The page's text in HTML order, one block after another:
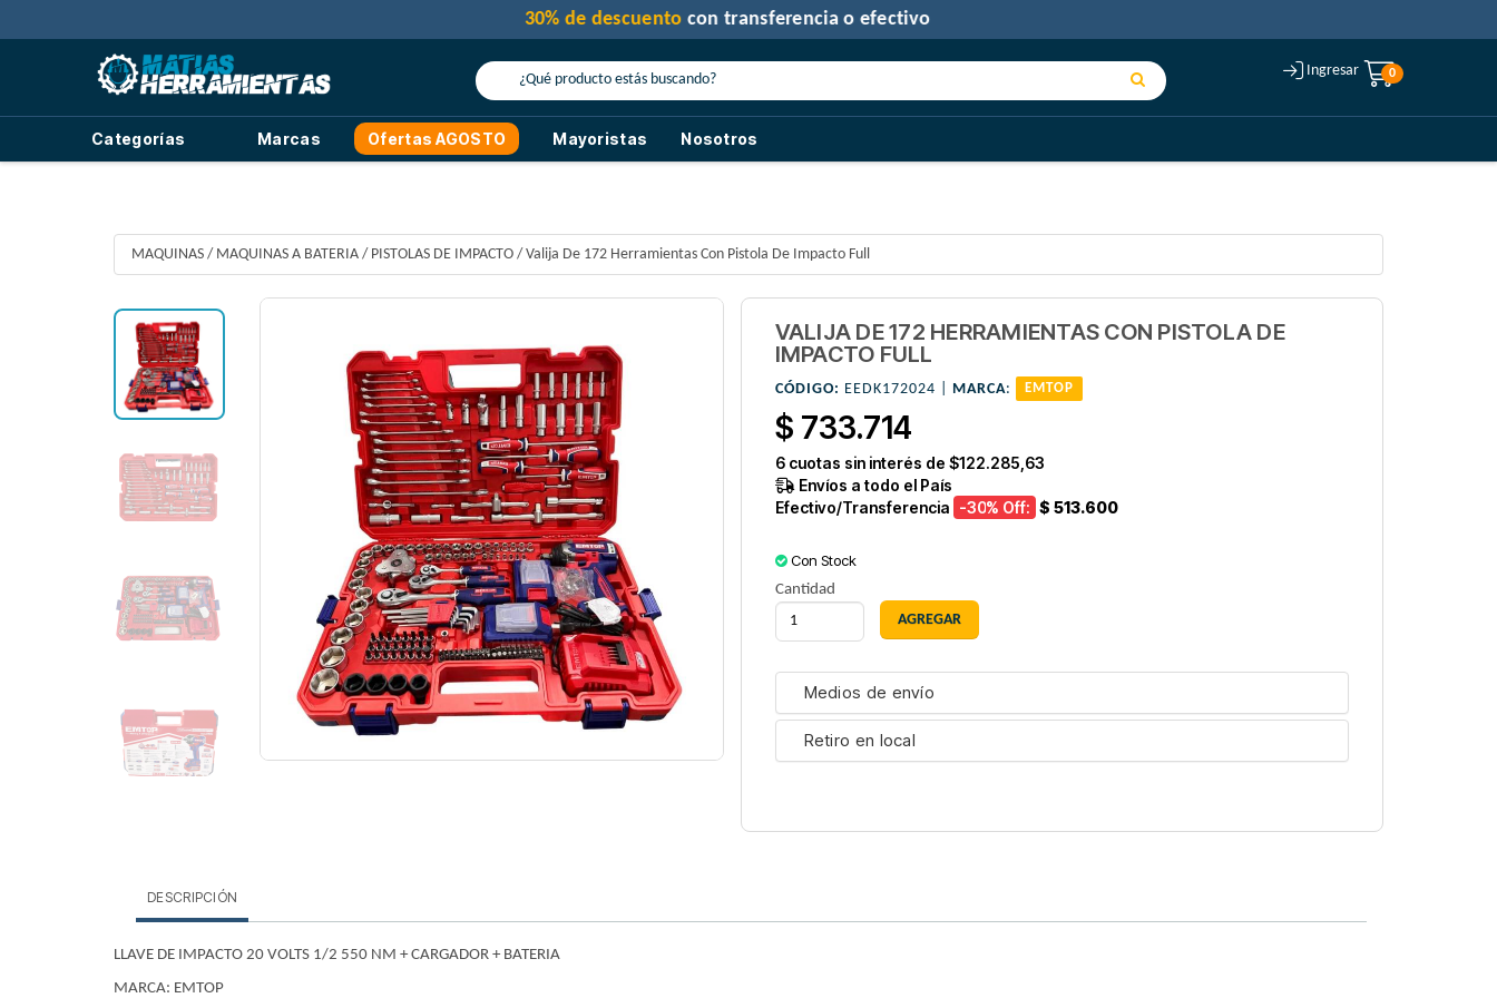
Ingresar 0
Categorías Marcas Ofertas AGOSTO Mayoristas Nosotros
30% de descuentocon transferencia o efectivo
MAQUINAS / MAQUINAS A BATERIA / PISTOLAS DE IMPACTO / Valija De 172 Herramientas Con Pistola De Impacto Full
VALIJA DE 172 HERRAMIENTAS CON PISTOLA DE
IMPACTO FULL
CÓDIGO: EEDK172024 | MARCA: EMTOP
$ 733.714
6cuotas sin interés de $122.285,63
Envíos a todo el País
Efectivo/Transferencia -30% Off: $ 513.600
Con Stock
Cantidad
Medios de envío
Retiro en local
DESCRIPCIÓN
LLAVE DE IMPACTO 20 VOLTS 1/2 550 NM + CARGADOR + BATERIA
MARCA: EMTOP